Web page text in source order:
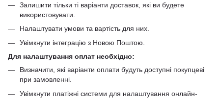
Залишити тільки ті варіанти доставок, які ви будете
використовувати.
Налаштувати умови та вартість для них.
Увімкнути інтеграцію з Новою Поштою
Для налаштування оплат необхідно:
Визначити, які варіанти оплати будуть доступні покупцеві
при замовленні.
Увімкнути платіжні системи для налаштування онлайн-